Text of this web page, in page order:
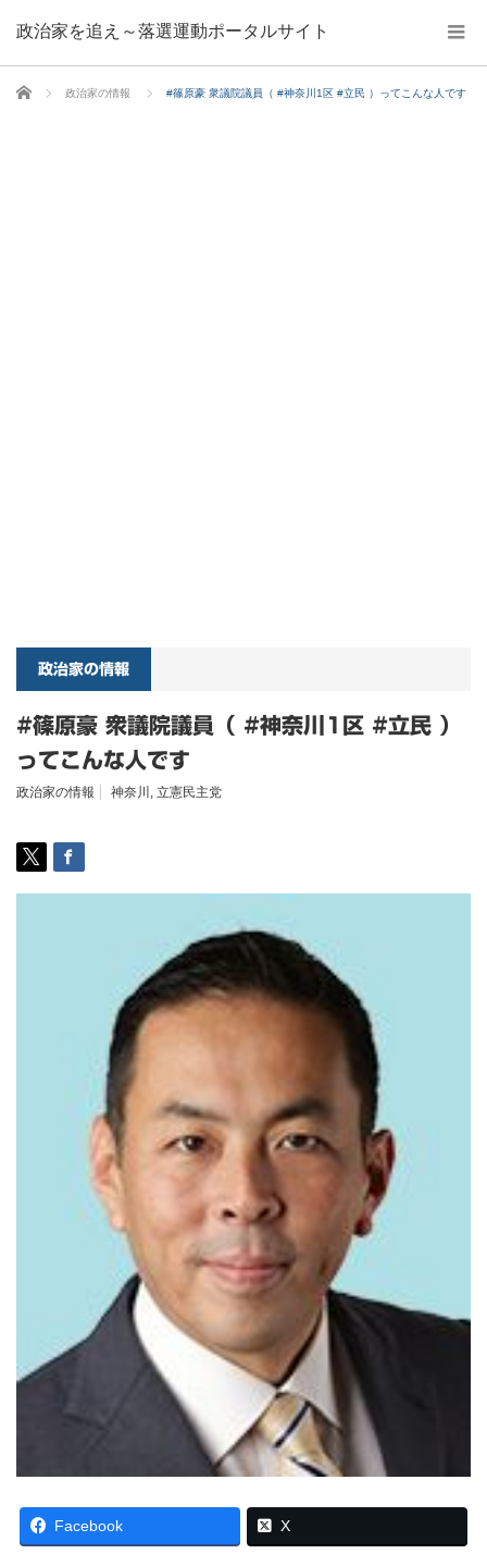
政治家を追え～落選運動ポータルサイト
ホーム 政治家の情報 #篠原豪 衆議院議員（ #神奈川1区 #立民 ）ってこんな人です
政治家の情報
#篠原豪 衆議院議員（ #神奈川1区 #立民 ）
ってこんな人です
政治家の情報 神奈川 , 立憲民主党
Facebook X